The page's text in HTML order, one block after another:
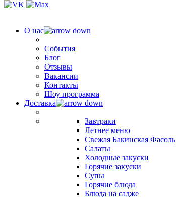
О нас
События
Блог
Отзывы
Вакансии
Контакты
Шоу программа
Доставка
Завтраки
Летнее меню
Свежая Бакинская Фасоль
Салаты
Холодные закуски
Горячие закуски
Супы
Горячие блюда
Блюда на садже